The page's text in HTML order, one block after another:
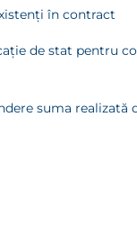
în contract
de stat pentru
suma realizată